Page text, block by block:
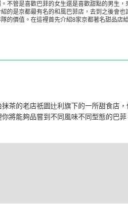
不管是喜歡巴菲的女生還是喜歡甜點的男生，
的是京都最有名的和風巴菲店，去到之後會也
的價值。在這裡首先介紹8家京都著名甜品店
茶的老店祇園辻利旗下的一所甜食店
將能夠品嘗到不同風味不同型態的巴菲